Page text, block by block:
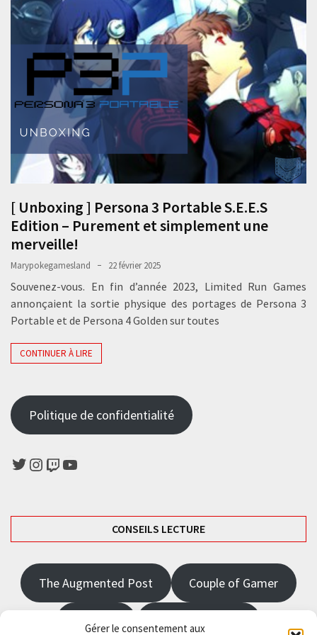
Gérer le consentement aux
[ Unboxing ] Persona 3 Portable S.E.E.S
Edition – Purement et simplement une
merveille!
Marypokegamesland 22 février 2025
Souvenez-vous. En fin d’année 2023, Limited Run Games
annonçaient la sortie physique des portages de Persona 3
Portable et de Persona 4 Golden sur toutes
CONTINUER À LIRE
Politique de confidentialité
Twitter
Instagram
TwitchYouTube
CONSEILS LECTURE
The Augmented Post Couple of Gamer
JRPGFR State of Gaming